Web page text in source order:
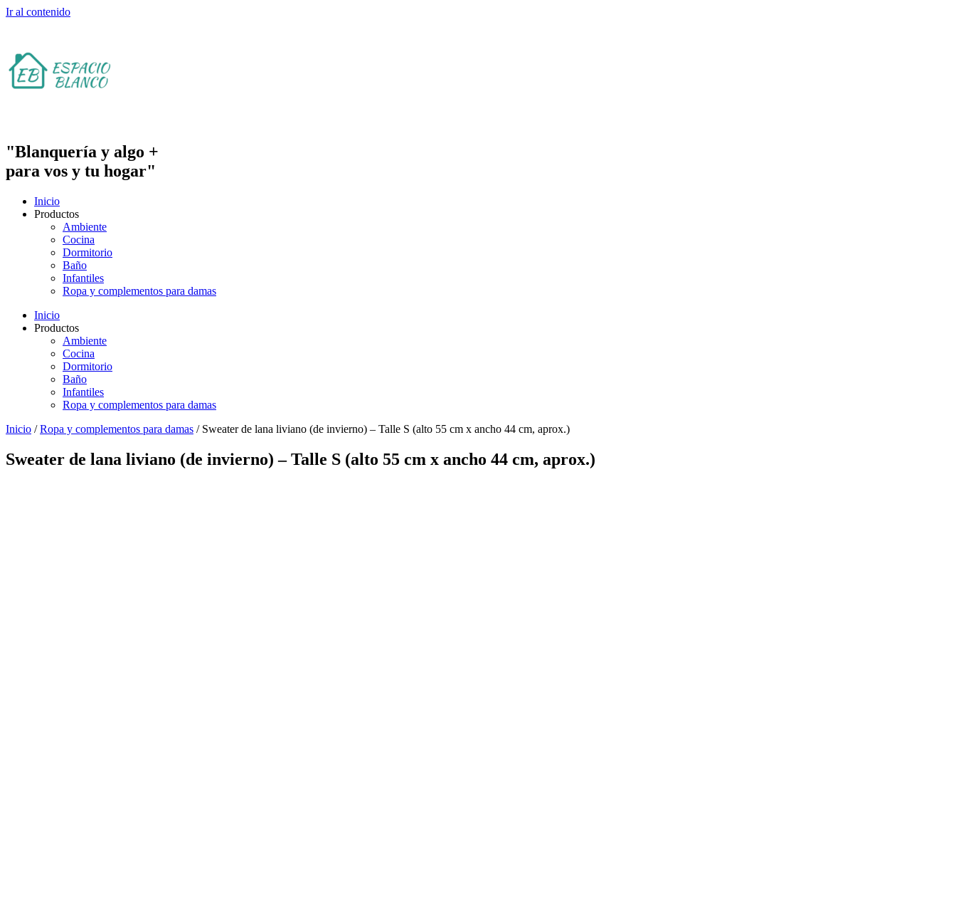
Ir al contenido
"Blanquería y algo +
para vos y tu hogar"
Inicio
Productos
Ambiente
Cocina
Dormitorio
Baño
Infantiles
Ropa y complementos para damas
Inicio
Productos
Ambiente
Cocina
Dormitorio
Baño
Infantiles
Ropa y complementos para damas
Inicio /Ropa y complementos para damas / Sweater de lana liviano (de invierno) – Talle S (alto 55 cm x ancho 44 cm, aprox.)
Sweater de lana liviano (de invierno) – Talle S (alto 55 cm x ancho 44 cm, aprox.)